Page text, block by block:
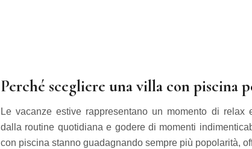
Perché scegliere una villa con piscina
Le vacanze estive rappresentano un momento di relax
dalla routine quotidiana e godere di momenti
con piscina stanno guadagnando sempre più popolarità,